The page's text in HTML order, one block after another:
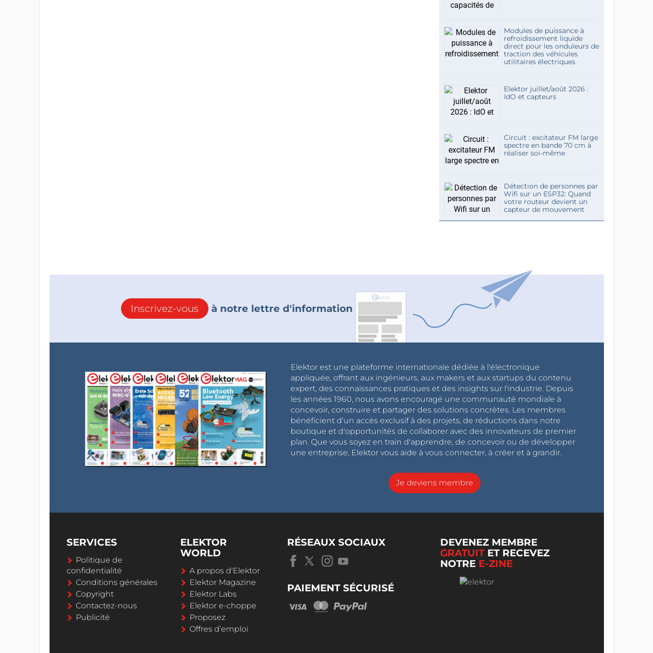
Modules de puissance à
refroidissement liquide
direct pour les onduleurs de
traction des véhicules
utilitaires électriques
Elektor juillet/août 2026 :
IdO et capteurs
Circuit : excitateur FM large
spectre en bande 70 cm à
réaliser soi-même
Détection de personnes par
Wifi sur un ESP32: Quand
votre routeur devient un
capteur de mouvement
Inscrivez-vous à notre lettre d'information
Elektor est une plateforme internationale dédiée à l'électronique
appliquée, offrant aux ingénieurs, aux makers et aux startups du contenu
expert, des connaissances pratiques et des insights sur l'industrie. Depuis
les années 1960, nous avons encouragé une communauté mondiale à
concevoir, construire et partager des solutions concrètes. Les membres
bénéficient d'un accès exclusif à des projets, de réductions dans notre
boutique et d'opportunités de collaborer avec des innovateurs de premier
plan. Que vous soyez en train d'apprendre, de concevoir ou de développer
une entreprise, Elektor vous aide à vous connecter, à créer et à grandir.
Je deviens membre
SERVICES
Politique de
confidentialité
Conditions générales
Copyright
Contactez-nous
Publicité
ELEKTOR
WORLD
A propos d'Elektor
Elektor Magazine
Elektor Labs
Elektor e-choppe
Proposez
Offres d’emploi
RÉSEAUX SOCIAUX
PAIEMENT SÉCURISÉ
DEVENEZ MEMBRE
GRATUITET RECEVEZ
NOTRE E-ZINE